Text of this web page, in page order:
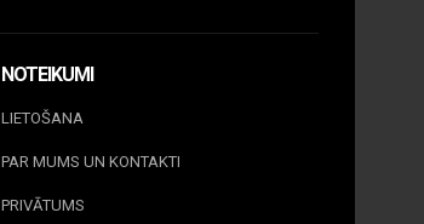
NOTEIKUMI
LIETOŠANA
PAR MUMS UN KONTAKTI
PRIVĀTUMS